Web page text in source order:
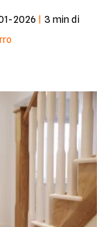
2026 3 min di